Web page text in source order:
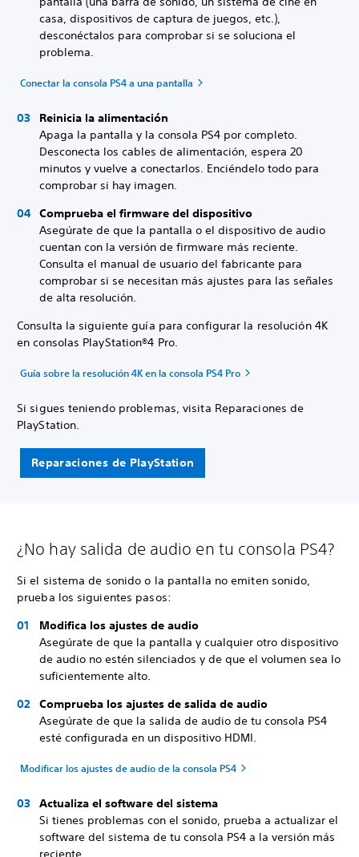
casa, dispositivos de captura de juegos, etc.),
desconéctalos para comprobar si se soluciona el
problema.
Conectar la consola PS4 a una pantalla
Reinicia la alimentación
Apaga la pantalla y la consola PS4 por completo.
Desconecta los cables de alimentación, espera 20
minutos y vuelve a conectarlos. Enciéndelo todo para
comprobar si hay imagen.
Comprueba el firmware del dispositivo
Asegúrate de que la pantalla o el dispositivo de audio
cuentan con la versión de firmware más reciente.
Consulta el manual de usuario del fabricante para
comprobar si se necesitan más ajustes para las señales
de alta resolución.
Consulta la siguiente guía para configurar la resolución 4K
en consolas PlayStation®4 Pro.
Guía sobre la resolución 4K en la consola PS4 Pro
Si sigues teniendo problemas, visita Reparaciones de
PlayStation.
Reparaciones de PlayStation
¿No hay salida de audio en tu consola PS4?
Si el sistema de sonido o la pantalla no emiten sonido,
prueba los siguientes pasos:
Modifica los ajustes de audio
Asegúrate de que la pantalla y cualquier otro dispositivo
de audio no estén silenciados y de que el volumen sea lo
suficientemente alto.
Comprueba los ajustes de salida de audio
Asegúrate de que la salida de audio de tu consola PS4
esté configurada en un dispositivo HDMI.
Modificar los ajustes de audio de la consola PS4
Actualiza el software del sistema
Si tienes problemas con el sonido, prueba a actualizar el
software del sistema de tu consola PS4 a la versión más
reciente.